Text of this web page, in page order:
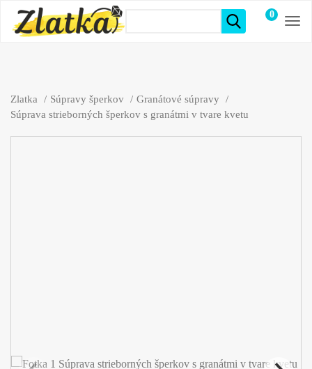
0
položiek
Zlatka Súpravy šperkov
Granátové súpravy
Súprava strieborných šperkov s granátmi v tvare kvetu